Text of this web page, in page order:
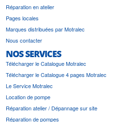
Réparation en atelier
Pages locales
Marques distribuées par Motralec
Nous contacter
NOS SERVICES
Télécharger le Catalogue Motralec
Télécharger le Catalogue 4 pages Motralec
Le Service Motralec
Location de pompe
Réparation atelier / Dépannage sur site
Réparation de pompes